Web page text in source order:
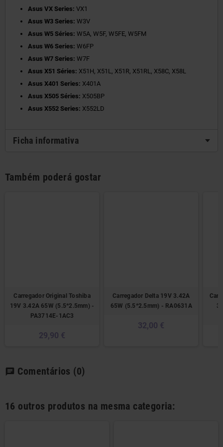
Asus VX Series: VX1
Asus W3 Series: W3V
Asus W5 Séries: W5A, W5F, W5FE, W5FM
Asus W6 Series: W6FP
Asus W7 Series: W7F
Asus X51 Séries: X51H, X51L, X51R, X51RL, X58C, X58L
Asus X401 Series: X401A
Asus X505 Séries: X505BP
Asus X552 Series: X552LD
Ficha informativa
Também poderá gostar
Carregador Original Toshiba
19V 3.42A 65W (5.5*2.5mm) -
PA3714E-1AC3
29,90 €
Carregador Delta 19V 3.42A
65W (5.5*2.5mm) - RA0631A
32,00 €
chat Comentários (0)
16 outros produtos na mesma categoria: